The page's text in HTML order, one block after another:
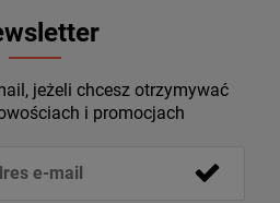
jeżeli chcesz otrzymywać
i promocjach